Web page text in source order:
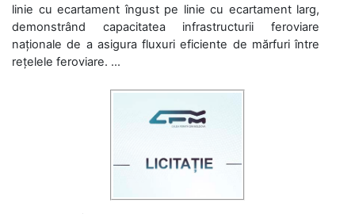
linie cu ecartament îngust pe linie cu ecartament larg,
demonstrând capacitatea infrastructurii feroviare
naționale de a asigura fluxuri eficiente de mărfuri între
rețelele feroviare. ...